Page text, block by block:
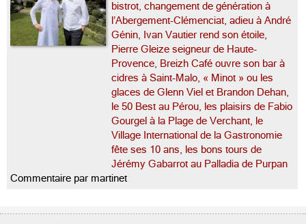
bistrot, changement de génération à
l’Abergement-Clémenciat, adieu à André
Génin, Ivan Vautier rend son étoile,
Pierre Gleize seigneur de Haute-
Provence, Breizh Café ouvre son bar à
cidres à Saint-Malo, « Minot » ou les
glaces de Glenn Viel et Brandon Dehan,
le 50 Best au Pérou, les plaisirs de Fabio
Gourgel à la Plage de Verchant, le
Village International de la Gastronomie
fête ses 10 ans, les bons tours de
Jérémy Gabarrot au Palladia de Purpan
Commentaire par martinet